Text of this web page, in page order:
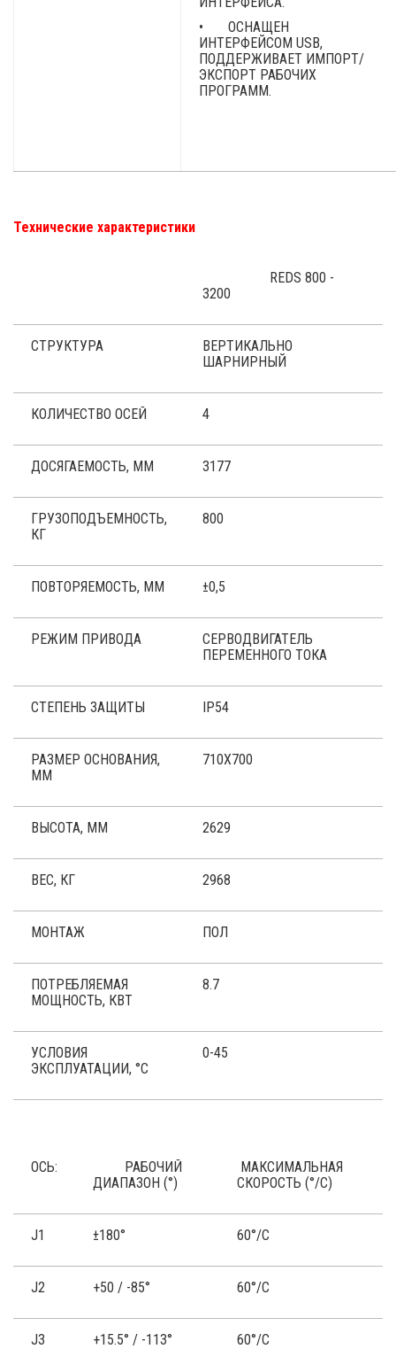
• ОСНАЩЕН
ИНТЕРФЕЙСОМ USB,
ПОДДЕРЖИВАЕТ ИМПОРТ/
ЭКСПОРТ РАБОЧИХ
ПРОГРАММ.
Технические характеристики
REDS 800 -
3200
СТРУКТУРА
ВЕРТИКАЛЬНО
ШАРНИРНЫЙ
КОЛИЧЕСТВО ОСЕЙ 4
ДОСЯГАЕМОСТЬ, ММ 3177
ГРУЗОПОДЪЕМНОСТЬ,
КГ
800
ПОВТОРЯЕМОСТЬ, ММ ±0,5
РЕЖИМ ПРИВОДА
СЕРВОДВИГАТЕЛЬ
ПЕРЕМЕННОГО ТОКА
СТЕПЕНЬ ЗАЩИТЫ IP54
РАЗМЕР ОСНОВАНИЯ,
ММ
710Х700
ВЫСОТА, ММ 2629
ВЕС, КГ 2968
МОНТАЖ ПОЛ
ПОТРЕБЛЯЕМАЯ
МОЩНОСТЬ, КВТ
8.7
УСЛОВИЯ
ЭКСПЛУАТАЦИИ, °C
0-45
ОСЬ:
РАБОЧИЙ
ДИАПАЗОН (°)
МАКСИМАЛЬНАЯ
СКОРОСТЬ (°/С)
J1 ±180° 60°/С
J2 +50 / -85° 60°/С
J3 +15.5° / -113° 60°/С